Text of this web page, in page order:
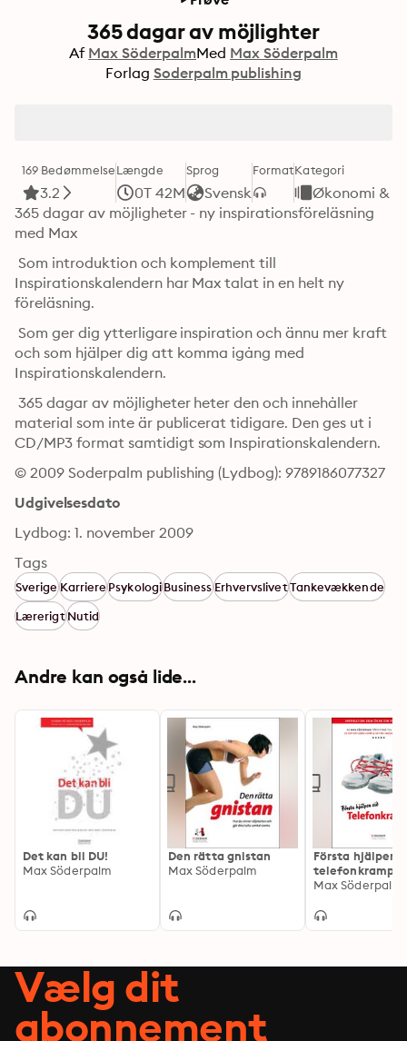
365 dagar av möjlighter
Af Max SöderpalmMed Max Söderpalm
Forlag Soderpalm publishing
169 Bedømmelse
3.2
Længde
0T 42M
Sprog
Svensk
FormatKategori
Økonomi &
365 dagar av möjligheter - ny inspirationsföreläsning
med Max
Som introduktion och komplement till
Inspirationskalendern har Max talat in en helt ny
Som ger dig ytterligare inspiration och ännu mer kraft
och som hjälper dig att komma igång med
365 dagar av möjligheter heter den och innehåller
material som inte är publicerat tidigare. Den ges ut i
CD/MP3 format samtidigt som Inspirationskalendern.
© 2009 Soderpalm publishing (Lydbog): 9789186077327
Udgivelsesdato
Lydbog: 1. november 2009
Tags
SverigeKarrierePsykologiBusinessErhvervslivetTankevækkende
LærerigtNutid
Andre kan også lide...
Det kan bli DU!
Max Söderpalm
Den rätta gnistan
Max Söderpalm
Första hjälpen
telefonkramp
Max Söderpalm
Vælg dit
abonnement